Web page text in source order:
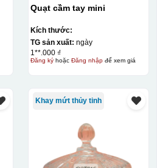
Quạt cầm tay mini
Kích thước:
TG sản xuất: ngày
1**.000 ₫
Đăng kýhoặc Đăng nhậpđể xem giá
Khay mứt thủy tinh